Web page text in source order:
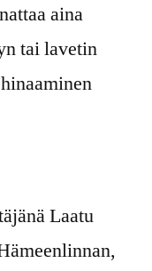
aina
tai lavetin
Laatu